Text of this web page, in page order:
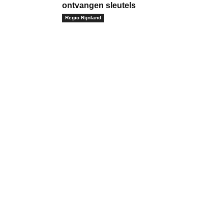
ontvangen sleutels
Regio Rijnland